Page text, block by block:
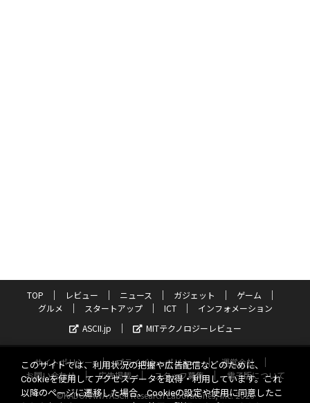
TOP レビュー ニュース ガジェット
ゲーム
グルメ
スタートアップ ICT
インフォメーション
ASCII.jp
MITテクノロジーレビュー
サイトポリシー プライバシーポリシー
運営会社
お問い合わせ
広告掲載 スタッフ募集
電子版について
©KADOKAWA ASCII Research Laboratories, Inc. 2026
このサイトでは、利用状況の把握や広告配信などのために、
Cookieを使用してアクセスデータを取得・利用しています。これ
以降のページに遷移した場合、Cookieの設定や使用に同意したこ